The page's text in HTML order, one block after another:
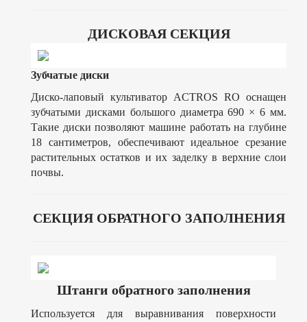
ДИСКОВАЯ СЕКЦИЯ
Зубчатые диски
Диско-лаповый культиватор ACTROS RO оснащен
зубчатыми дисками большого диаметра 690 × 6 мм.
Такие диски позволяют машине работать на глубине
18 сантиметров, обеспечивают идеальное срезание
растительных остатков и их заделку в верхние слои
почвы.
CЕКЦИЯ ОБРАТНОГО ЗАПОЛНЕНИЯ
Штанги обратного заполнения
Используется для выравнивания поверхности